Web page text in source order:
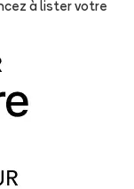
à lister votre